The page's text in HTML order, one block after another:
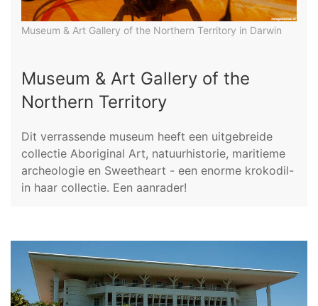
Museum & Art Gallery of the Northern Territory in Darwin
Museum & Art Gallery of the
Northern Territory
Dit verrassende museum heeft een uitgebreide
collectie Aboriginal Art, natuurhistorie, maritieme
archeologie en Sweetheart - een enorme krokodil-
in haar collectie. Een aanrader!